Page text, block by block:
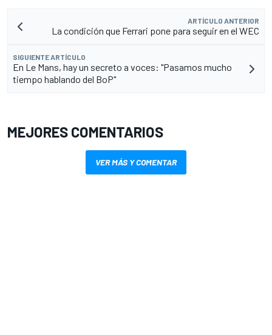
ARTÍCULO ANTERIOR
La condición que Ferrari pone para seguir en el WEC
SIGUIENTE ARTÍCULO
En Le Mans, hay un secreto a voces: "Pasamos mucho
tiempo hablando del BoP"
MEJORES COMENTARIOS
VER MÁS Y COMENTAR